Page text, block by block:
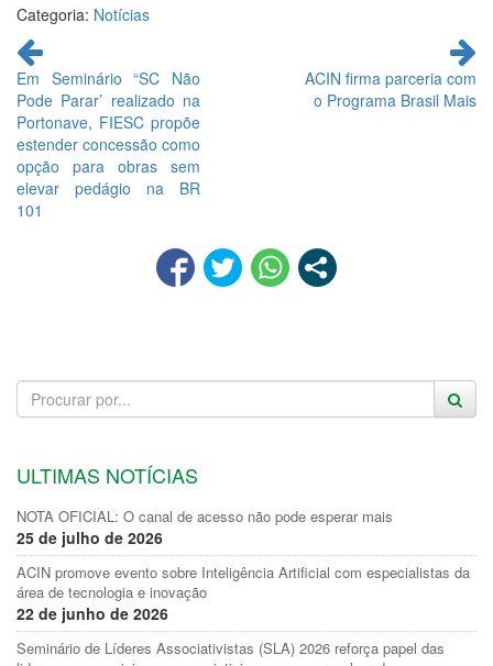
Categoria: Notícias
Continue
lendo
Em Seminário “SC Não
Pode Parar’ realizado na
Portonave, FIESC propõe
estender concessão como
opção para obras sem
elevar pedágio na BR
101
ACIN firma parceria com
o Programa Brasil Mais
ULTIMAS NOTÍCIAS
NOTA OFICIAL: O canal de acesso não pode esperar mais
25 de julho de 2026
ACIN promove evento sobre Inteligência Artificial com especialistas da
área de tecnologia e inovação
22 de junho de 2026
Seminário de Líderes Associativistas (SLA) 2026 reforça papel das